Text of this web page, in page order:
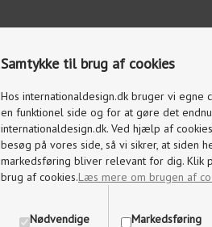
Samtykke til brug af cookies
Hos internationaldesign.dk bruger vi
en funktionel side og for at gøre det
internationaldesign.dk. Ved hjælp af
besøg på vores side, så vi sikrer, at siden
markedsføring bliver relevant for dig. Klik
brug af cookies.Læs mere om brugen af
Nødvendige Markedsføring